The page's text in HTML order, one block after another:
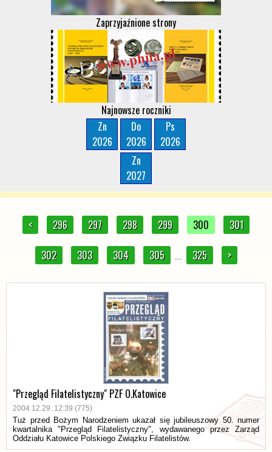
Zaprzyjaźnione strony
Najnowsze roczniki
Zn
2026
Do
2026
Ps
2026
Zn
2027
< 296 297 298 299 300 301
302 303 304 305 ... 325 >
"Przegląd Filatelistyczny" PZF O.Katowice
2004.12.29. 12:39 (775)
Tuż przed Bożym Narodzeniem ukazał się jubileuszowy 50. numer
kwartalnika "Przegląd Filatelistyczny", wydawanego przez Zarząd
Oddziału Katowice Polskiego Związku Filatelistów.